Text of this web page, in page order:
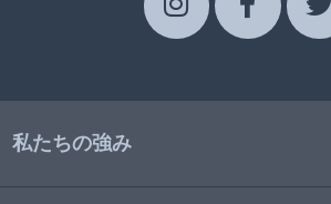
私たちの強み